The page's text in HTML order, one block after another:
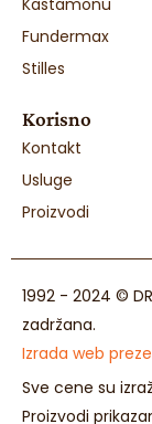
Kastamonu
Fundermax
Stilles
Korisno
Kontakt
Usluge
Proizvodi
1992 - 2024 ©
zadržana.
Izrada web
Sve cene su
Proizvodi